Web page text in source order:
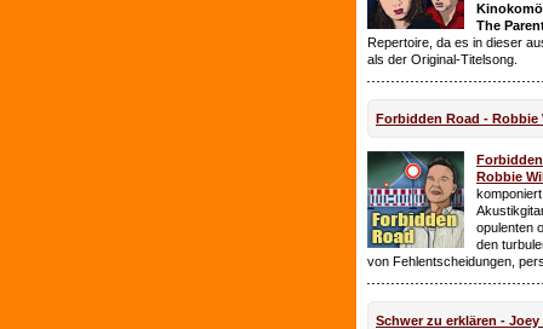
The
Repertoire, da es in dieser
als der Original-Titelsong.
Forbidden Road - Robbie
Robbie
opulenten
den
von Fehlentscheidungen,
Schwer zu erklären - Joey